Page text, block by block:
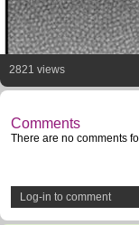
2821 views
Comments
There are no comments
Log-in to comment